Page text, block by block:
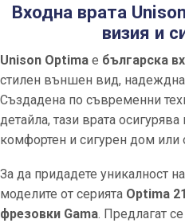
Входна врата
визия и
Unison Optima е българска
стилен външен вид, надеждна
Създадена по съвременни
детайла, тази врата
комфортен и сигурен дом или
За да придадете уникалност
моделите от серията Optima
фрезовки Gama. Предлагат